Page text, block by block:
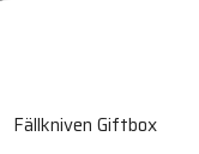
Fällkniven Giftbox